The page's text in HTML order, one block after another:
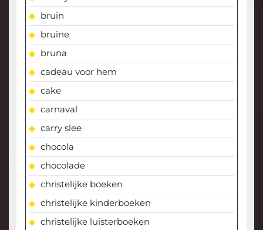
bruin
bruine
bruna
cadeau voor hem
cake
carnaval
carry slee
chocola
chocolade
christelijke boeken
christelijke kinderboeken
christelijke luisterboeken